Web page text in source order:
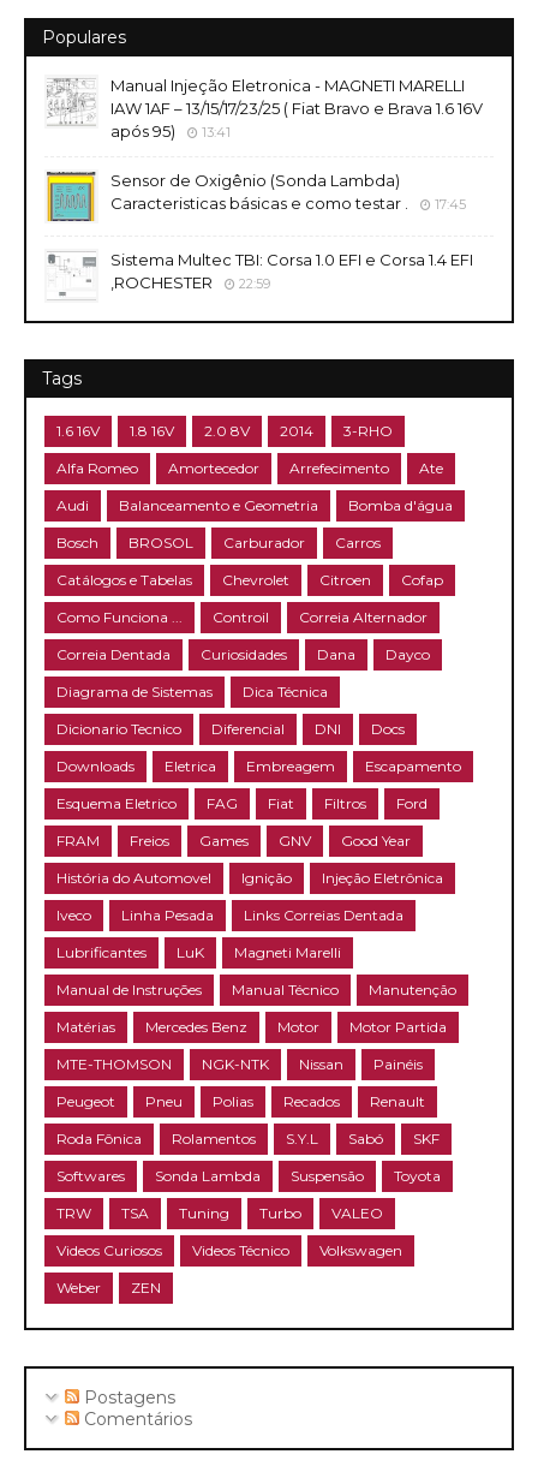
Populares
Manual Injeção Eletronica - MAGNETI MARELLI
IAW 1AF – 13/15/17/23/25 ( Fiat Bravo e Brava 1.6 16V
após 95)
13:41
Sensor de Oxigênio (Sonda Lambda)
Caracteristicas básicas e como testar .
17:45
Sistema Multec TBI: Corsa 1.0 EFI e Corsa 1.4 EFI
,ROCHESTER
22:59
Tags
1.6 16V 1.8 16V 2.0 8V 2014 3-RHO
Alfa Romeo Amortecedor Arrefecimento Ate
Audi Balanceamento e Geometria Bomba d'água
Bosch BROSOL Carburador Carros
Catálogos e Tabelas Chevrolet Citroen Cofap
Como Funciona ... Controil Correia Alternador
Correia Dentada Curiosidades Dana Dayco
Diagrama de Sistemas Dica Técnica
Dicionario Tecnico Diferencial DNI Docs
Downloads Eletrica Embreagem Escapamento
Esquema Eletrico FAG Fiat Filtros Ford
FRAM Freios Games GNV Good Year
História do Automovel Ignição Injeção Eletrônica
Iveco Linha Pesada Links Correias Dentada
Lubrificantes LuK Magneti Marelli
Manual de Instruções Manual Técnico Manutenção
Matérias Mercedes Benz Motor Motor Partida
MTE-THOMSON NGK-NTK Nissan Painéis
Peugeot Pneu Polias Recados Renault
Roda Fônica Rolamentos S.Y.L Sabó SKF
Softwares Sonda Lambda Suspensão Toyota
TRW TSA Tuning Turbo VALEO
Videos Curiosos Videos Técnico Volkswagen
Weber ZEN
Postagens
Comentários